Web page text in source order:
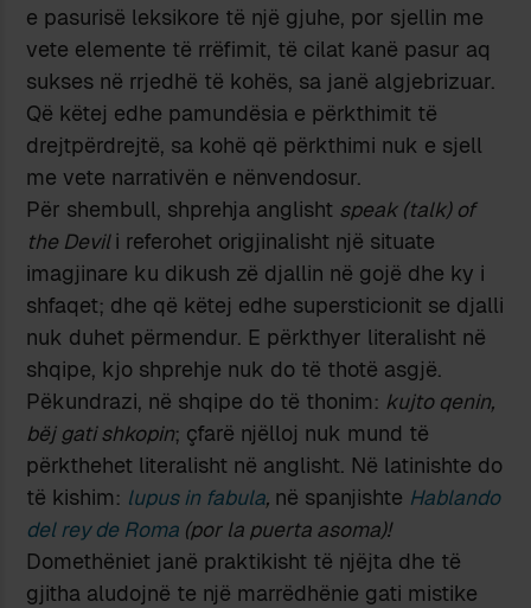
e pasurisë leksikore të një gjuhe, por sjellin me
vete elemente të rrëfimit, të cilat kanë pasur aq
sukses në rrjedhë të kohës, sa janë algjebrizuar.
Që këtej edhe pamundësia e përkthimit të
drejtpërdrejtë, sa kohë që përkthimi nuk e sjell
me vete narrativën e nënvendosur.
Për shembull, shprehja anglisht speak (talk) of
the Devili referohet origjinalisht një situate
imagjinare ku dikush zë djallin në gojë dhe ky i
shfaqet; dhe që këtej edhe supersticionit se djalli
nuk duhet përmendur. E përkthyer literalisht në
shqipe, kjo shprehje nuk do të thotë asgjë.
Pëkundrazi, në shqipe do të thonim: kujto qenin,
bëj gati shkopin; çfarë njëlloj nuk mund të
përkthehet literalisht në anglisht. Në latinishte do
të kishim: lupus in fabula, në spanjishte Hablando
del rey de Roma (por la puerta asoma)!
Domethëniet janë praktikisht të njëjta dhe të
gjitha aludojnë te një marrëdhënie gati mistike